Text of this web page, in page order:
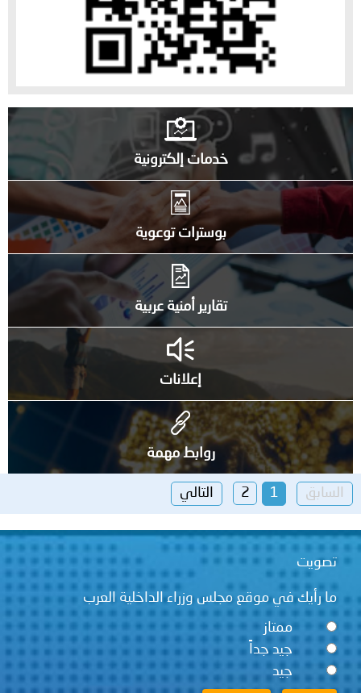
خدمات إلكترونية
بوسترات توعوية
تقارير أمنية عربية
إعلانات
روابط مهمة
السابق 1
2 التالي
تصويت
ما رأيك في موقع مجلس وزراء الداخلية العرب
ممتاز
جيد جداً
جيد